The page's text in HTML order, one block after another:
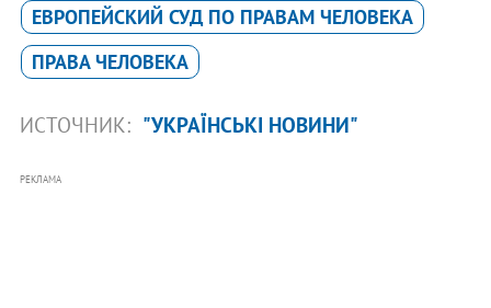
ЕВРОПЕЙСКИЙ СУД ПО ПРАВАМ ЧЕЛОВЕКА
ПРАВА ЧЕЛОВЕКА
ИСТОЧНИК: "УКРАЇНСЬКІ НОВИНИ"
РЕКЛАМА